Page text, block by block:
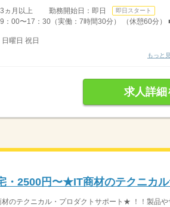
3ヵ月以上 勤務開始日：即日 即日スタート
：00〜17：30（実働：7時間30分） （休憩60分）
曜日 祝日
もっと
求人詳細
・2500円〜★IT商材のテクニカル
のテクニカル・プロダクトサポート★ ！！製品